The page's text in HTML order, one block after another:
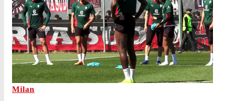
Milan